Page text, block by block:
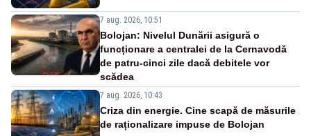
7 aug. 2026, 10:51
Bolojan: Nivelul Dunării asigură o
funcționare a centralei de la Cernavodă
de patru-cinci zile dacă debitele vor
scădea
7 aug. 2026, 10:43
Criza din energie. Cine scapă de măsurile
de raționalizare impuse de Bolojan